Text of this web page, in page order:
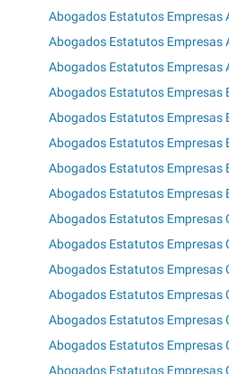
Abogados Estatutos Empresas
Abogados Estatutos Empresas
Abogados Estatutos Empresas
Abogados Estatutos Empresas
Abogados Estatutos Empresas
Abogados Estatutos Empresas
Abogados Estatutos Empresas
Abogados Estatutos Empresas
Abogados Estatutos Empresas
Abogados Estatutos Empresas
Abogados Estatutos Empresas
Abogados Estatutos Empresas
Abogados Estatutos Empresas
Abogados Estatutos Empresas
Abogados Estatutos Empresas